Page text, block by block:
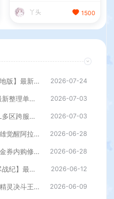
+安卓苹果双端+详细搭建教
程
丫头 1500
稀有精品端游【斗罗大陆本地版】最新整理Win系服务端+PC客户端+网页注册+CDK授权后台+管理后台+详细搭建教程 2026-07-24
放置卡牌H5【荣耀崛起】最新整理单机一键即玩端+Linux手工服务端+CDK授权后台+简易安卓+详细搭建教程+全套源码 2026-07-03
稀有精品页游【乱世斩仙OL多区跨服版】最新整理单机一键即玩镜像端+Linux手工服务端+网页注册+网页商城+CDK授权后台+详细搭建教程 2026-07-03
横版闯关手游【全明星之英雄觉醒阿拉德】最新整理单机一键即玩端+Linux手工服务端+JAVA管理后台+GM授权后台+安卓苹果双端+详细搭建教程 2026-06-28
横版闯关手游【疾風之刃代金券内购修复版】最新整理单机一键即玩镜像端+Linux手工服务端+安卓苹果双端+CDK授权后台+前后端全套源码+详细搭建教程 2026-06-28
3D放置仙侠RPG手游【无尽战纪】最新整理单机一键即玩镜像端+Linux手工服务端+安卓+运营后台+管理后台+CDK授权后台+详细搭建教程+全套源码 2026-06-12
二次元放置卡牌养成手游【精灵决斗王/超萌陆战队内购版】最新整理单机一键即玩镜像端+Linux手工服务端+安卓+CDK授权后台+详细搭建教程+视频教程+全套源码 2026-06-09